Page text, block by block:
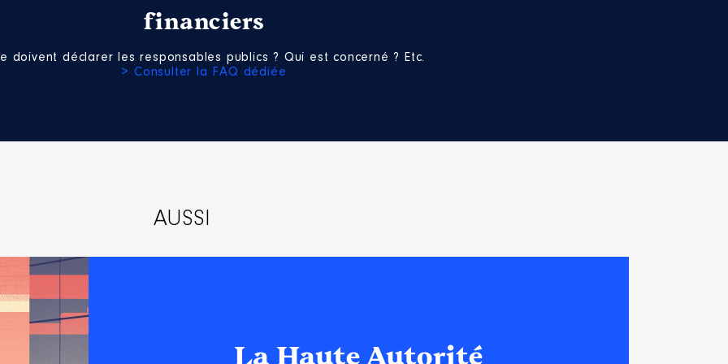
financiers
doivent déclarer les responsables publics ? Qui est concerné ? Etc.
> Consulter la FAQ dédiée
AUSSI